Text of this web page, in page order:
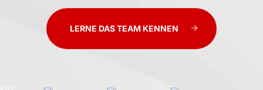
LERNE DAS TEAM KENNEN